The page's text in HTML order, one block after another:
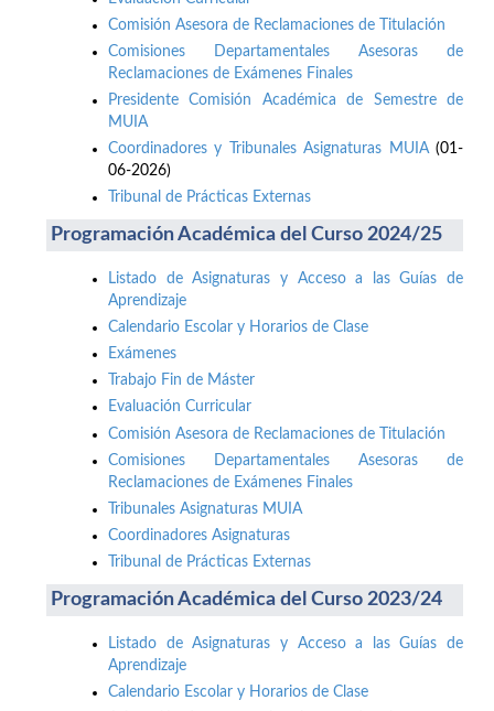
Comisión Asesora de Reclamaciones de Titulación
Comisiones Departamentales Asesoras de
Reclamaciones de Exámenes Finales
Presidente Comisión Académica de Semestre de
MUIA
Coordinadores y Tribunales Asignaturas MUIA(01-
06-2026)
Tribunal de Prácticas Externas
Programación Académica del Curso 2024/25
Listado de Asignaturas y Acceso a las Guías de
Aprendizaje
Calendario Escolar y Horarios de Clase
Exámenes
Trabajo Fin de Máster
Evaluación Curricular
Comisión Asesora de Reclamaciones de Titulación
Comisiones Departamentales Asesoras de
Reclamaciones de Exámenes Finales
Tribunales Asignaturas MUIA
Coordinadores Asignaturas
Tribunal de Prácticas Externas
Programación Académica del Curso 2023/24
Listado de Asignaturas y Acceso a las Guías de
Aprendizaje
Calendario Escolar y Horarios de Clase